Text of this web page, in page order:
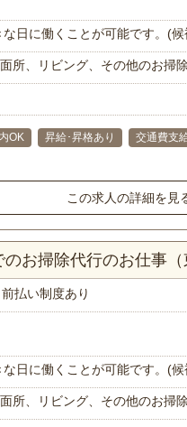
日に働くことが可能です。(
所、リビング、その他のお掃除
OK 昇給･昇格あり 交通費支
この求人の詳細を見
お掃除代行のお仕事（
払い制度あり
日に働くことが可能です。(
所、リビング、その他のお掃除